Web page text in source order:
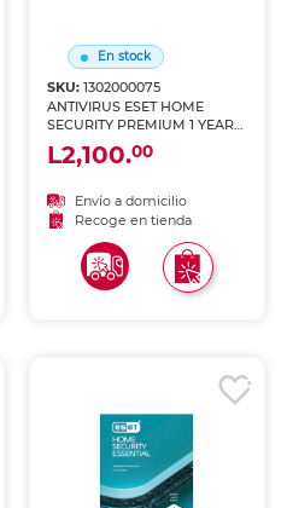
En stock
SKU: 1302000075
ANTIVIRUS ESET HOME
SECURITY PREMIUM 1 YEAR 1
DEVICE
L2,100.00
Envío a domicilio
Recoge en tienda